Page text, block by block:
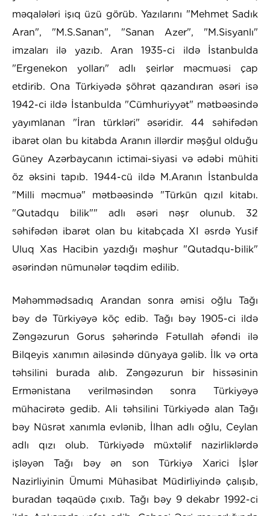
məqalələri işıq üzü görüb. Yazılarını "Mehmet Sadık
Aran", "M.S.Sanan", "Sanan Azer", "M.Sisyanlı"
imzaları ilə yazıb. Aran 1935-ci ildə İstanbulda
"Ergenekon yolları" adlı şeirlər məcmuəsi çap
etdirib. Ona Türkiyədə şöhrət qazandıran əsəri isə
1942-ci ildə İstanbulda "Cümhuriyyət" mətbəəsində
yayımlanan "İran türkləri" əsəridir. 44 səhifədən
ibarət olan bu kitabda Aranın illərdir məşğul olduğu
Güney Azərbaycanın ictimai-siyasi və ədəbi mühiti
öz əksini tapıb. 1944-cü ildə M.Aranın İstanbulda
"Milli məcmuə" mətbəəsində "Türkün qızıl kitabı.
"Qutadqu bilik"" adlı əsəri nəşr olunub. 32
səhifədən ibarət olan bu kitabçada XI əsrdə Yusif
Uluq Xas Hacibin yazdığı məşhur "Qutadqu-bilik"
əsərindən nümunələr təqdim edilib.
Məhəmmədsadıq Arandan sonra əmisi oğlu Tağı
bəy də Türkiyəyə köç edib. Tağı bəy 1905-ci ildə
Zəngəzurun Gorus şəhərində Fətullah əfəndi ilə
Bilqeyis xanımın ailəsində dünyaya gəlib. İlk və orta
təhsilini burada alıb. Zəngəzurun bir hissəsinin
Ermənistana verilməsindən sonra Türkiyəyə
mühacirətə gedib. Ali təhsilini Türkiyədə alan Tağı
bəy Nüsrət xanımla evlənib, İlhan adlı oğlu, Ceylan
adlı qızı olub. Türkiyədə müxtəlif nazirliklərdə
işləyən Tağı bəy ən son Türkiyə Xarici İşlər
Nazirliyinin Ümumi Mühasibat Müdirliyində çalışıb,
buradan təqaüdə çıxıb. Tağı bəy 9 dekabr 1992-ci